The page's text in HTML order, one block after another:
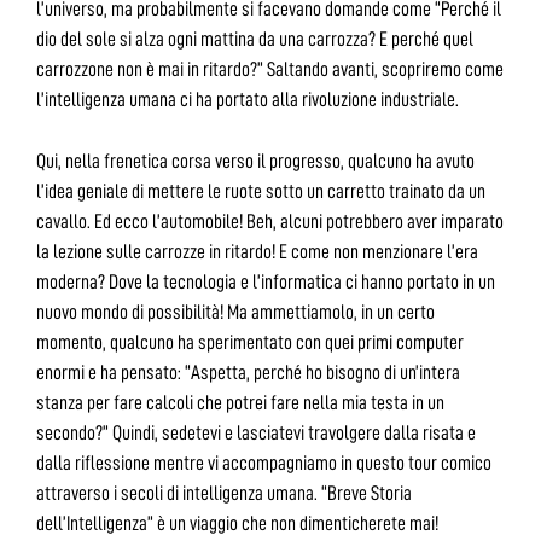
l’universo, ma probabilmente si facevano domande come “Perché il
dio del sole si alza ogni mattina da una carrozza? E perché quel
carrozzone non è mai in ritardo?” Saltando avanti, scopriremo come
l’intelligenza umana ci ha portato alla rivoluzione industriale.
Qui, nella frenetica corsa verso il progresso, qualcuno ha avuto
l’idea geniale di mettere le ruote sotto un carretto trainato da un
cavallo. Ed ecco l’automobile! Beh, alcuni potrebbero aver imparato
la lezione sulle carrozze in ritardo! E come non menzionare l’era
moderna? Dove la tecnologia e l’informatica ci hanno portato in un
nuovo mondo di possibilità! Ma ammettiamolo, in un certo
momento, qualcuno ha sperimentato con quei primi computer
enormi e ha pensato: “Aspetta, perché ho bisogno di un’intera
stanza per fare calcoli che potrei fare nella mia testa in un
secondo?” Quindi, sedetevi e lasciatevi travolgere dalla risata e
dalla riflessione mentre vi accompagniamo in questo tour comico
attraverso i secoli di intelligenza umana. “Breve Storia
dell’Intelligenza” è un viaggio che non dimenticherete mai!